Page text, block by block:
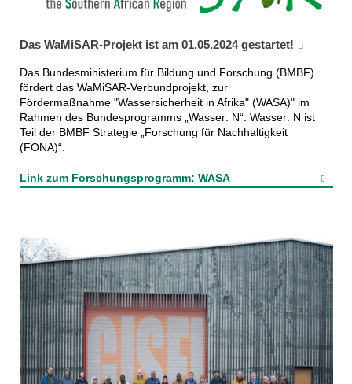
Das WaMiSAR-Projekt ist am 01.05.2024 gestartet!
Das Bundesministerium für Bildung und Forschung (BMBF)
fördert das WaMiSAR-Verbundprojekt, zur
Fördermaßnahme "Wassersicherheit in Afrika" (WASA)" im
Rahmen des Bundesprogramms „Wasser: N“. Wasser: N ist
Teil der BMBF Strategie „Forschung für Nachhaltigkeit
(FONA)“.
Link zum Forschungsprogramm: WASA